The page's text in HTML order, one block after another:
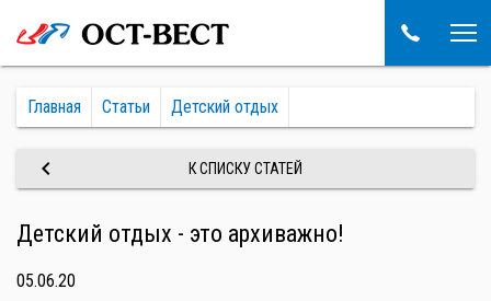
Главная Статьи Детский отдых
keyboard_arrow_left К СПИСКУ СТАТЕЙ
Детский отдых - это архиважно!
05.06.20